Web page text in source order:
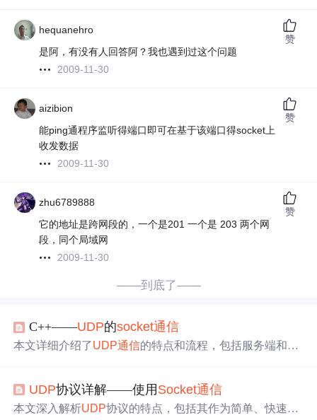
hequanehro
是阿，有没有人回答阿？我也遇到过这个问题
2009-11-30
赞
aizibion
能ping通程序监听得端口即可在基于该端口得socket上
收发数据
2009-11-30
赞
zhu6789888
它的地址是跨网段的，一个是201 一个是 203 两个网
段，同个局域网
2009-11-30
赞
——到底了——
C++——UDP的socket通信
本文详细介绍了UDP通信的特点和流程，包括服务端和客
UDP协议详解——使用 Socket通信
本文深入解析UDP协议的特点，包括其作为简单、快速传